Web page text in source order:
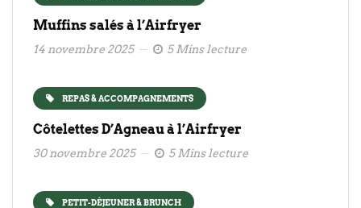
Muffins salés à l’Airfryer
14 novembre 2025 5 Mins lecture
REPAS & ACCOMPAGNEMENTS
Côtelettes D’Agneau à l’Airfryer
30 novembre 2025 5 Mins lecture
PETIT-DÉJEUNER & BRUNCH